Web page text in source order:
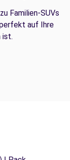
Familien-SUVs
auf Ihre
ist.